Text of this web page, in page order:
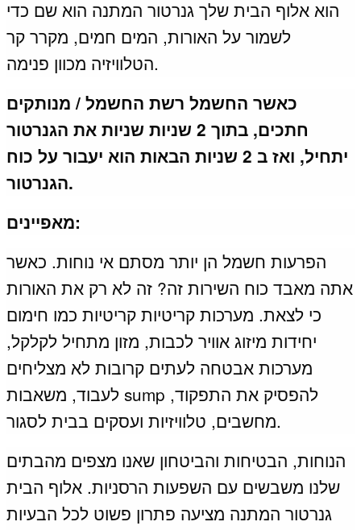
הוא אלוף הבית שלך גנרטור המתנה הוא שם כדי
לשמור על האורות, המים חמים, מקרר קר
הטלוויזיה מכוון פנימה.
כאשר החשמל רשת החשמל / מנותקים
חתכים, בתוך 2 שניות שניות את הגנרטור
יתחיל, ואז ב 2 שניות הבאות הוא יעבור על כוח
הגנרטור.
מאפיינים:
הפרעות חשמל הן יותר מסתם אי נוחות. כאשר
אתה מאבד כוח השירות זה? זה לא רק את האורות
כי לצאת. מערכות קריטיות קריטיות כמו חימום
יחידות מיזוג אוויר לכבות, מזון מתחיל לקלקל,
מערכות אבטחה לעתים קרובות לא מצליחים
לעבוד, משאבות sump להפסיק את התפקוד,
מחשבים, טלוויזיות ועסקים בבית לסגור.
הנוחות, הבטיחות והביטחון שאנו מצפים מהבתים
שלנו משבשים עם השפעות הרסניות. אלוף הבית
גנרטור המתנה מציעה פתרון פשוט לכל הבעיות